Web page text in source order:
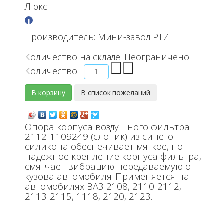
Люкс
Производитель: Мини-завод РТИ
Количество на складе: Неограничено
Количество:
Опора корпуса воздушного фильтра
2112-1109249 (слоник) из синего
силикона обеспечивает мягкое, но
надежное крепление корпуса фильтра,
смягчает вибрацию передаваемую от
кузова автомобиля. Применяется на
автомобилях ВАЗ-2108, 2110-2112,
2113-2115, 1118, 2120, 2123.